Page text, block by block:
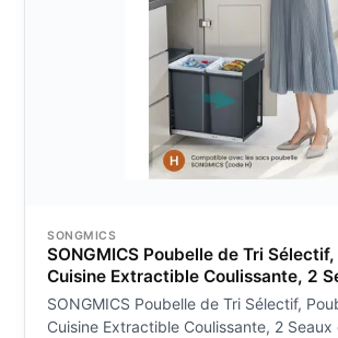
SONGMICS
SONGMICS Poubelle de Tri
Cuisine Extractible Coulissante, 2
L, Coulissement en Douceur,
Couvercle en ABS, Gris
SONGMICS Poubelle de Tri Sélectif,
Cuisine Extractible Coulissante, 2 Seaux